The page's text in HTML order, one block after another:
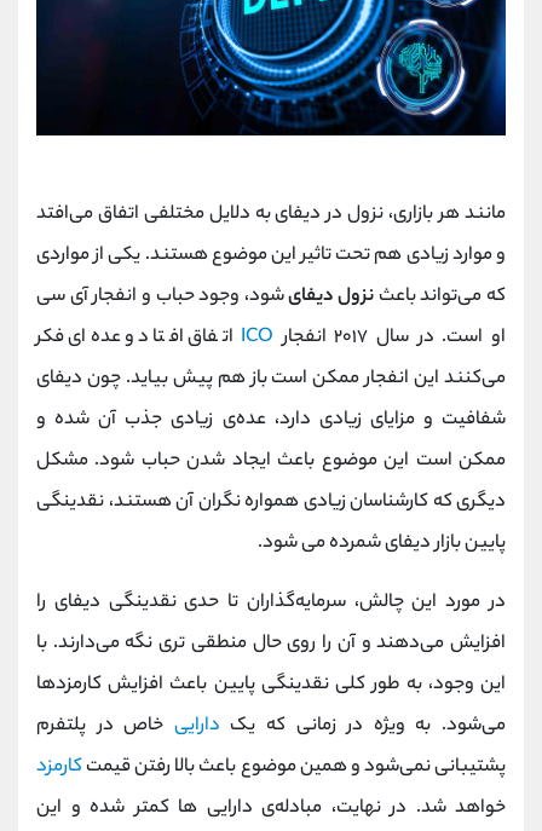
مانند هر بازاری، نزول در دیفای به دلایل مختلفی اتفاق می‌افتد
و موارد زیادی هم تحت تاثیر این موضوع هستند. یکی از مواردی
که می‌تواند باعث نزول دیفایشود، وجود حباب و انفجار آی سی
او است. در سال ۲۰۱۷ انفجار
ICO اتفاق افتاد و عده‌ای فکر
می‌کنند این انفجار ممکن است باز هم پیش بیاید. چون دیفای
شفافیت و مزایای زیادی دارد، عده‌ی زیادی جذب آن شده و
ممکن است این موضوع باعث ایجاد شدن حباب شود. مشکل
دیگری که کارشناسان زیادی همواره نگران آن هستند، نقدینگی
پایین بازار دیفای شمرده می‌ شود.
در مورد این چالش، سرمایه‌گذاران تا حدی نقدینگی دیفای را
افزایش می‌دهند و آن را روی حال منطقی‌ تری نگه می‌دارند. با
این وجود، به طور کلی نقدینگی پایین باعث افزایش کارمزدها
می‌شود. به ویژه در زمانی که یک دارایی خاص در پلتفرم
پشتیبانی نمی‌شود و همین موضوع باعث بالا رفتن قیمتکارمزد
خواهد شد. در نهایت، مبادله‌ی دارایی‌ ها کمتر شده و این